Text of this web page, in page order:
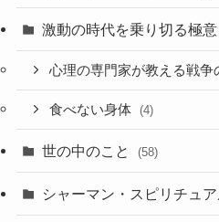
激動の時代を乗り切る極意
心理の専門家が教える戦
食べない身体 (4)
世の中のこと (58)
シャーマン・スピリチュ